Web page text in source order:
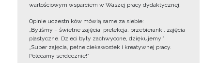
wartościowym wsparciem w Waszej pracy dydaktycznej.
Opinie uczestników mówią same za siebie:
„Byliśmy – świetne zajęcia, prelekcja, przebieranki, zajęcia
plastyczne. Dzieci były zachwycone, dziękujemy!”
„Super zajęcia, pełne ciekawostek i kreatywnej pracy.
Polecamy serdecznie!”